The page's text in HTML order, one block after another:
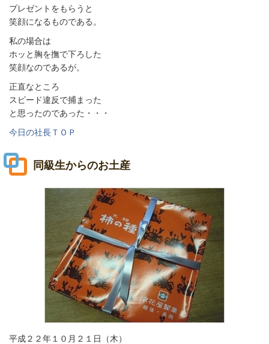
プレゼントをもらうと
笑顔になるものである。
私の場合は
ホッと胸を撫で下ろした
笑顔なのであるが。
正直なところ
スピード違反で捕まった
と思ったのであった・・・
今日の社長ＴＯＰ
同級生からのお土産
平成２２年１０月２１日（木）